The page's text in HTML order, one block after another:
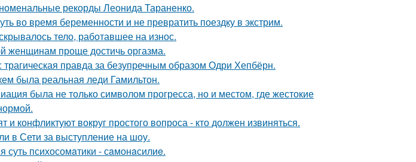
рекорды Леонида Тараненко.
во время беременности и не превратить поездку в экстрим.
тело, работавшее на износ.
женщинам проще достичь оргазма.
трагическая правда за безупречным образом Одри Хепбёрн.
была реальная леди Гамильтон.
была не только символом прогресса, но и местом, где жестокие
и конфликтуют вокруг простого вопроса - кто должен извиняться.
в Сети за выступление на шоу.
суть психосомaтики - сaмонaсилиe.